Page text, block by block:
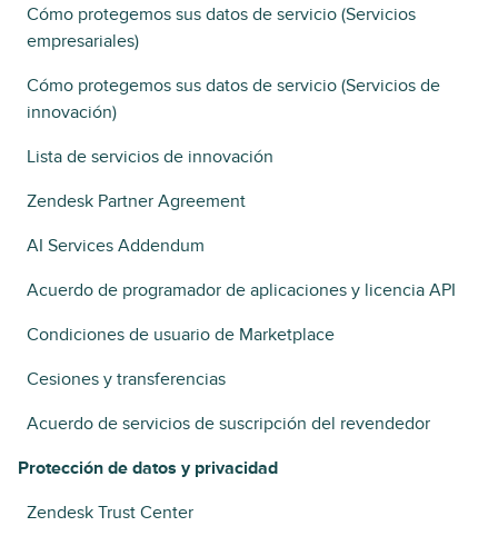
Cómo protegemos sus datos de servicio (Servicios
empresariales)
Cómo protegemos sus datos de servicio (Servicios de
innovación)
Lista de servicios de innovación
Zendesk Partner Agreement
AI Services Addendum
Acuerdo de programador de aplicaciones y licencia API
Condiciones de usuario de Marketplace
Cesiones y transferencias
Acuerdo de servicios de suscripción del revendedor
Protección de datos y privacidad
Zendesk Trust Center